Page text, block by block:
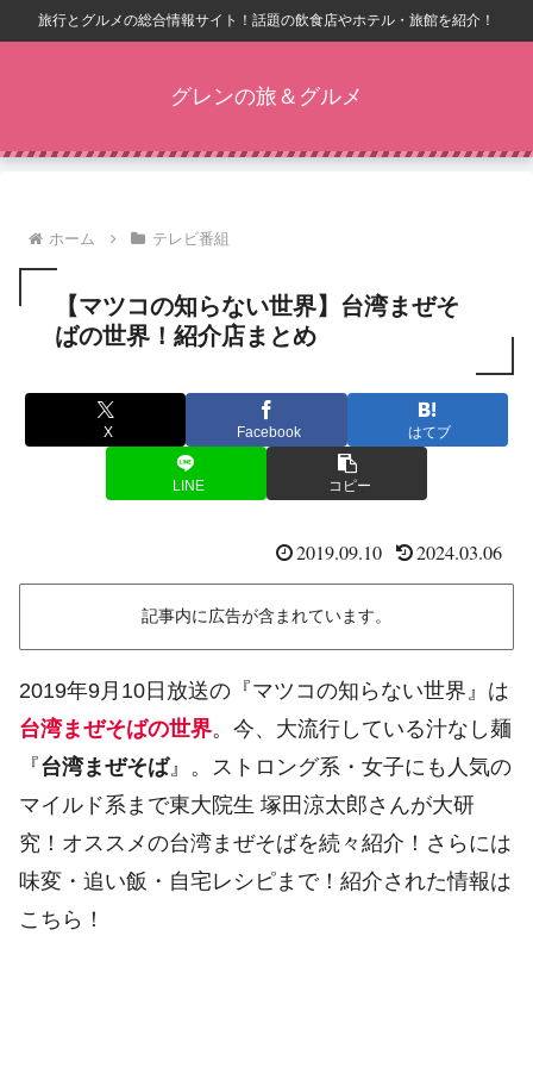
旅行とグルメの総合情報サイト！話題の飲食店やホテル・旅館を紹介！
グレンの旅＆グルメ
ホーム テレビ番組
【マツコの知らない世界】台湾まぜそ
ばの世界！紹介店まとめ
X Facebook はてブ
LINE コピー
2019.09.10 2024.03.06
記事内に広告が含まれています。
2019年9月10日放送の『マツコの知らない世界』は
台湾まぜそばの世界。今、大流行している汁なし麺
『台湾まぜそば』。ストロング系・女子にも人気の
マイルド系まで東大院生 塚田涼太郎さんが大研
究！オススメの台湾まぜそばを続々紹介！さらには
味変・追い飯・自宅レシピまで！紹介された情報は
こちら！